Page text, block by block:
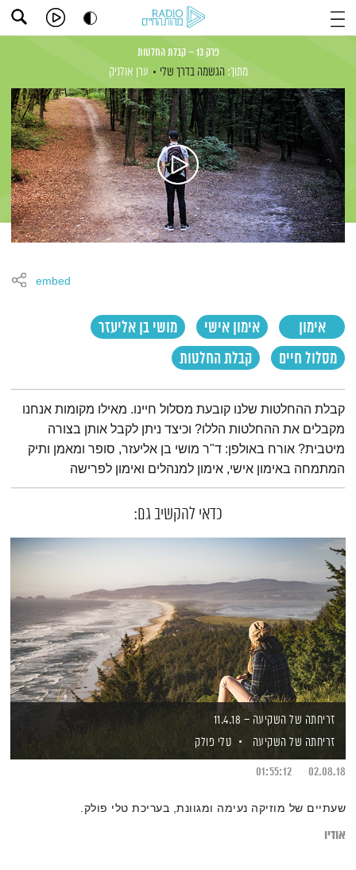
פרק 13 – קבלת החלטות
מתוך: הגשמה בדרך שלי ערן אולניק
אימון אימון אישי
מושי בן אליעזר
מסלול חיים
קבלת החלטות
embed
תמצית הפודקאסט
קבלת ההחלטות שלנו קובעת מסלול חיינו. מאילו מקומות אנחנו
מקבלים את ההחלטות הללו? וכיצד ניתן לקבל אותן בצורה
מיטבית? אורח באולפן: ד"ר מושי בן אליעזר, סופר ומאמן ותיק
המתמחה באימון אישי, אימון למנהלים ואימון לפרישה
כדאי להקשיב גם:
זריחתה של השקיעה – 11.4.18
זריחתה של השקיעה
טלי פולק
02.08.18
01:55:12
שעתיים של מוזיקה נעימה ומגוונת, בעריכת טלי פולק.
אודיו